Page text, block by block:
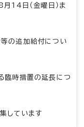
14日（金曜日）ま
の追加給付につい
臨時措置の延長につ
しています